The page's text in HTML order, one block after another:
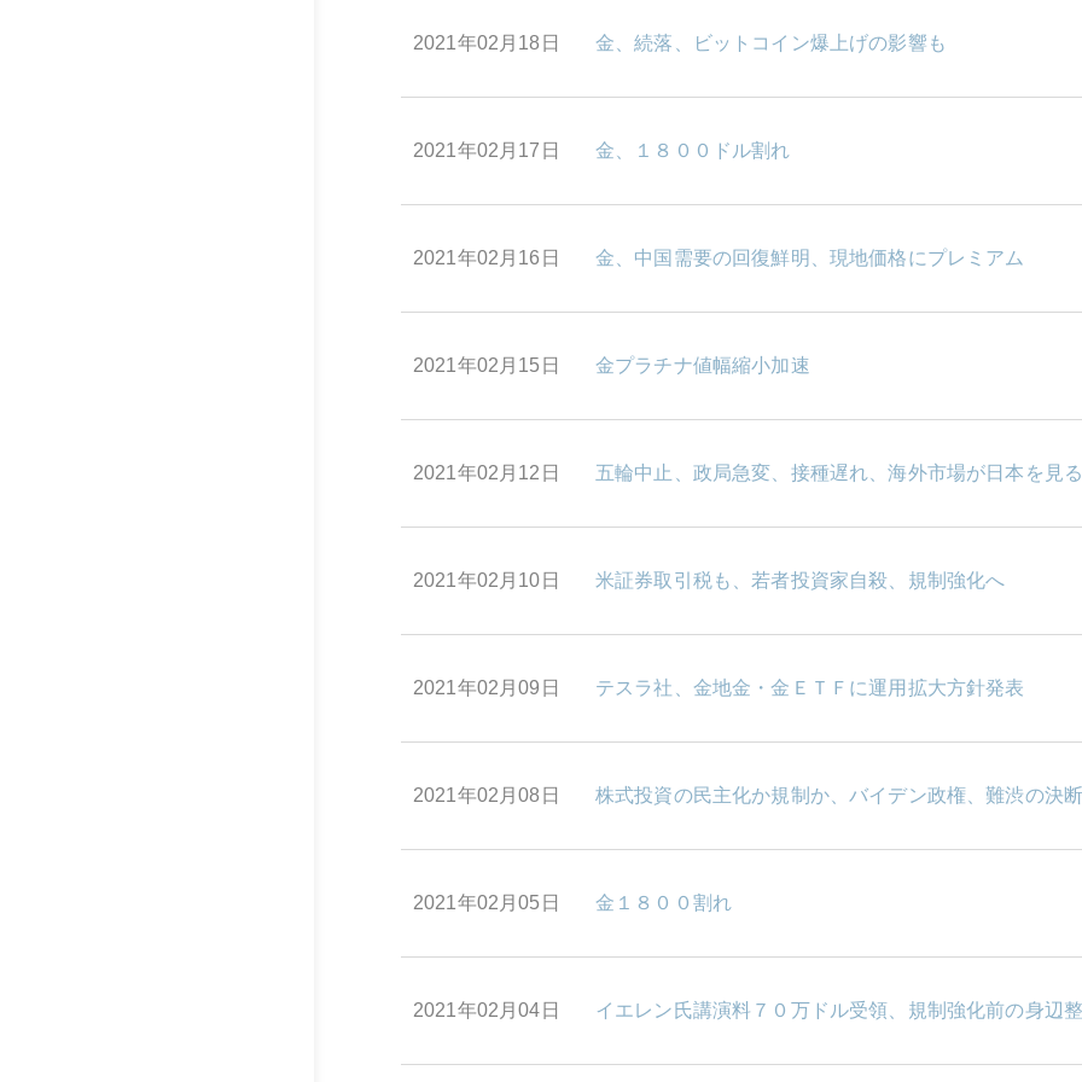
2021年02月18日 金、続落、ビットコイン爆上げの影響も
2021年02月17日 金、１８００ドル割れ
2021年02月16日 金、中国需要の回復鮮明、現地価格にプレミアム
2021年02月15日 金プラチナ値幅縮小加速
2021年02月12日 五輪中止、政局急変、接種遅れ、海外市場が日本を見
2021年02月10日 米証券取引税も、若者投資家自殺、規制強化へ
2021年02月09日 テスラ社、金地金・金ＥＴＦに運用拡大方針発表
2021年02月08日 株式投資の民主化か規制か、バイデン政権、難渋の決
2021年02月05日 金１８００割れ
2021年02月04日 イエレン氏講演料７０万ドル受領、規制強化前の身辺